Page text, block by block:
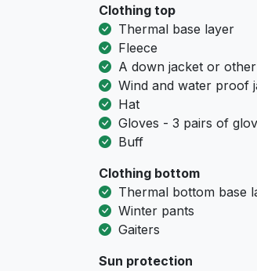
Clothing top
Тhermal base layer
Fleece
A down jacket or
Wind and water proof
Hat
Gloves - 3 pairs of
Buff
Clothing bottom
Тhermal bottom base
Winter pants
Gaiters
Sun protection